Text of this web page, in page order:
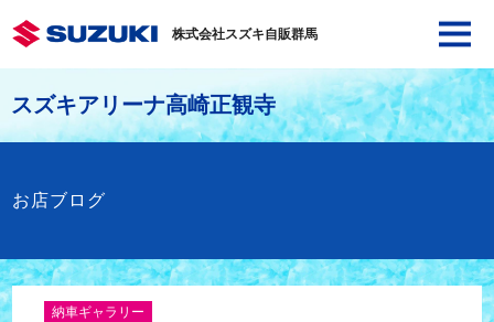
株式会社スズキ自販群馬
スズキアリーナ高崎正観寺
お店ブログ
納車ギャラリー